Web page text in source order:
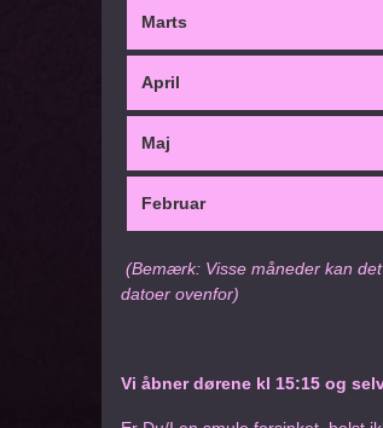
Marts
April
Maj
Februar
(Bemærk: Visse måneder kan
datoer ovenfor)
Vi åbner dørene kl 15:15 og